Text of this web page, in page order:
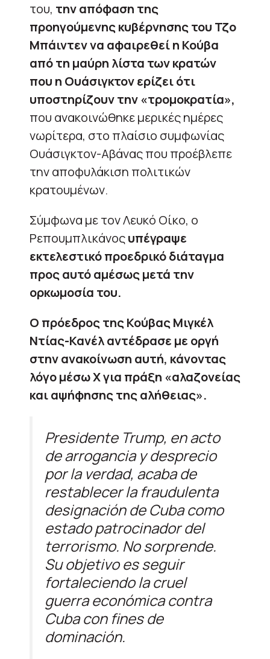
του, την απόφαση της
προηγούμενης κυβέρνησης του Τζο
Μπάιντεν να αφαιρεθεί η Κούβα
από τη μαύρη λίστα των κρατών
που η Ουάσιγκτον ερίζει ότι
υποστηρίζουν την «τρομοκρατία»,
που ανακοινώθηκε μερικές ημέρες
νωρίτερα, στο πλαίσιο συμφωνίας
Ουάσιγκτον-Αβάνας που προέβλεπε
την αποφυλάκιση πολιτικών
κρατουμένων.
Σύμφωνα με τον Λευκό Οίκο, ο
Ρεπουμπλικάνοςυπέγραψε
εκτελεστικό προεδρικό διάταγμα
προς αυτό αμέσως μετά την
ορκωμοσία του.
Ο πρόεδρος της Κούβας Μιγκέλ
Ντίας-Κανέλ αντέδρασε με οργή
στην ανακοίνωση αυτή, κάνοντας
λόγο μέσω X για πράξη «αλαζονείας
και αψήφησης της αλήθειας».
Presidente Trump, en acto
de arrogancia y desprecio
por la verdad, acaba de
restablecer la fraudulenta
designación de Cuba como
estado patrocinador del
terrorismo. No sorprende.
Su objetivo es seguir
fortaleciendo la cruel
guerra económica contra
Cuba con fines de
dominación.